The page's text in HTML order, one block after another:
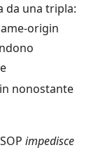
da una tripla:
origin
e
nonostante
impedisce